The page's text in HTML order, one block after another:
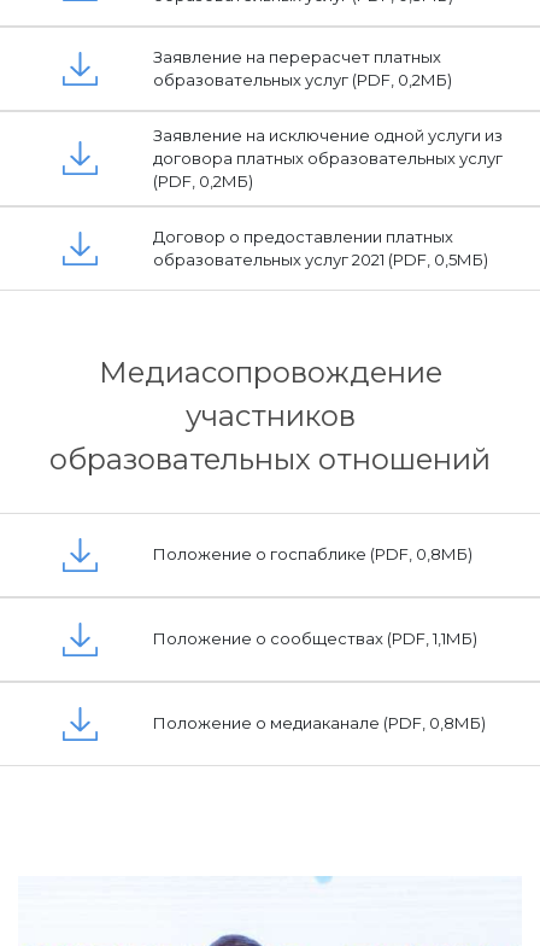
Заявление на перерасчет платных
образовательных услуг (PDF, 0,2МБ)
Заявление на исключение одной услуги из
договора платных образовательных услуг
(PDF, 0,2МБ)
Договор о предоставлении платных
образовательных услуг 2021 (PDF, 0,5МБ)
Медиасопровождение
участников
образовательных отношений
Положение о госпаблике (PDF, 0,8МБ)
Положение о сообществах (PDF, 1,1МБ)
Положение о медиаканале (PDF, 0,8МБ)